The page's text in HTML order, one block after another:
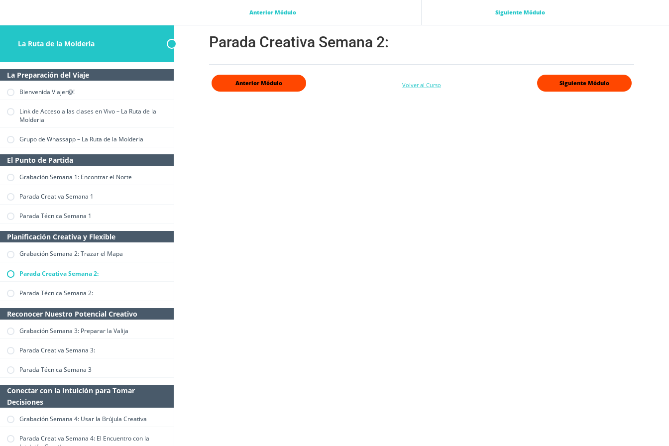
La Ruta de la Molderia
La Preparación del Viaje
Bienvenida Viajer@!
Link de Acceso a las clases en Vivo – La Ruta de la
Molderia
Grupo de Whassapp – La Ruta de la Molderia
El Punto de Partida
Grabación Semana 1: Encontrar el Norte
Parada Creativa Semana 1
Parada Técnica Semana 1
Planificación Creativa y Flexible
Grabación Semana 2: Trazar el Mapa
Parada Creativa Semana 2:
Parada Técnica Semana 2:
Reconocer Nuestro Potencial Creativo
Grabación Semana 3: Preparar la Valija
Parada Creativa Semana 3:
Parada Técnica Semana 3
Conectar con la Intuición para Tomar
Decisiones
Grabación Semana 4: Usar la Brújula Creativa
Parada Creativa Semana 4: El Encuentro con la
Anterior Módulo Siguiente Módulo
Parada Creativa Semana 2:
Anterior Módulo Volver al Curso Siguiente Módulo